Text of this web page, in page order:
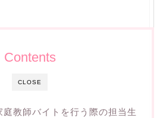
CLOSE
Contents
庭教師バイトを行う際の担当生